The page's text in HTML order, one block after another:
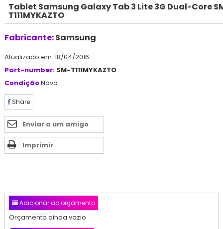
Tablet Samsung Galaxy Tab 3 Lite 3G Dual-Core
T111MYKAZTO
Fabricante:Samsung
Atualizado em: 18/04/2016
Part-number: SM-T111MYKAZTO
CondiçãoNovo
Share
Enviar a um amigo
Imprimir
Adicionar ao orçamento
Orçamento ainda vazio